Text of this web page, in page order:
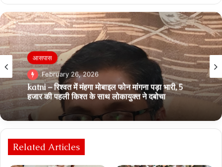
Breaking News
February 22, 2026
अवैध खनन एवं परिवहन के विरुद्ध ताबड़तोड़ कार्यवाही
Related Articles